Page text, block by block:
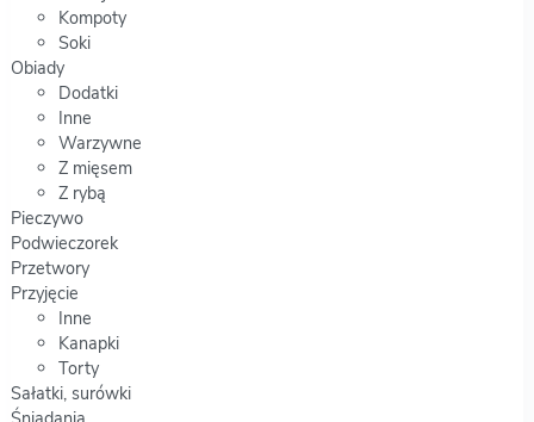
Kompoty
Soki
Obiady
Dodatki
Inne
Warzywne
Z mięsem
Z rybą
Pieczywo
Podwieczorek
Przetwory
Przyjęcie
Inne
Kanapki
Torty
Sałatki, surówki